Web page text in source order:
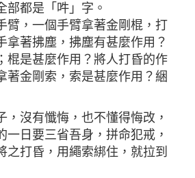
部都是「吽」字。
臂，一個手臂拿著金剛棍，打
拿著拂塵，拂塵有甚麼作用？
棍是甚麼作用？將人打昏的作
著金剛索，索是甚麼作用？綑
，沒有懺悔，也不懂得悔改，
一日要三省吾身，拼命犯戒，
之打昏，用繩索綁住，就拉到